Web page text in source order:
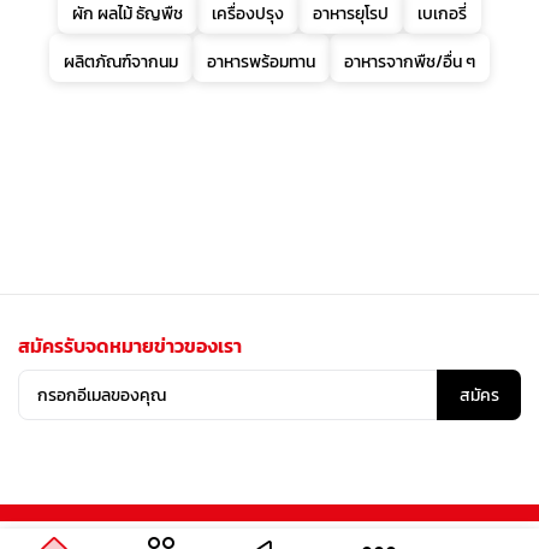
ผัก ผลไม้ ธัญพืช
เครื่องปรุง อาหารยุโรป
เบเกอรี่
ผลิตภัณฑ์จากนม
อาหารพร้อมทาน อาหารจากพืช/อื่น ๆ
สมัครรับจดหมายข่าวของเรา
สมัคร